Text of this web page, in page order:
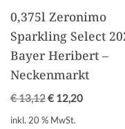
0,375l Zeronimo
Sparkling Select
Bayer Heribert –
Neckenmarkt
€13,12€ 12,20
inkl. 20 % MwSt.